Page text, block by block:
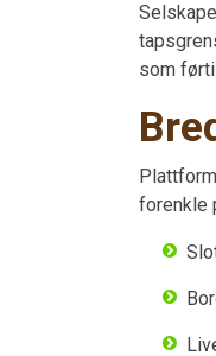
som
forenkle